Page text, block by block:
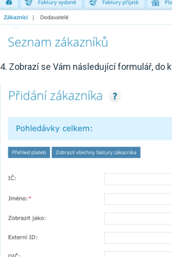
4. Zobrazí se Vám následující formulář, do